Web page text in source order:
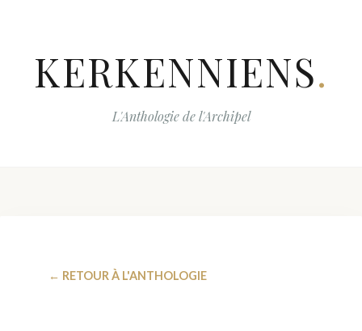
KERKENNIENS.
L'Anthologie de l'Archipel
← RETOUR À L'ANTHOLOGIE